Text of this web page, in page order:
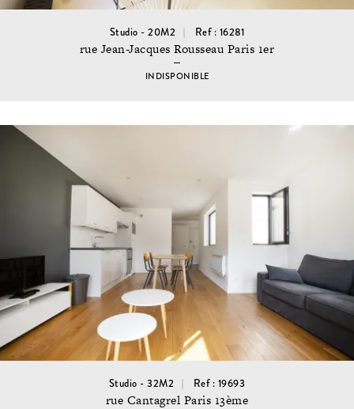
Studio - 20M2 Ref : 16281
rue Jean-Jacques Rousseau Paris 1er
INDISPONIBLE
Studio - 32M2 Ref : 19693
rue Cantagrel Paris 13ème